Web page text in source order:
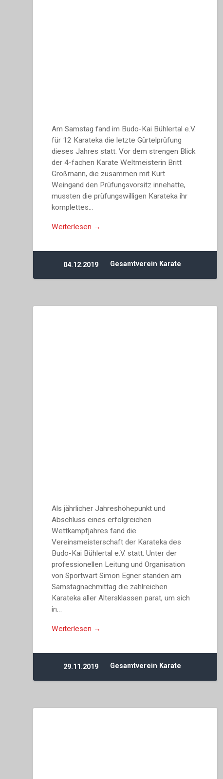
Am Samstag fand im Budo-Kai Bühlertal e.V.
für 12 Karateka die letzte Gürtelprüfung
dieses Jahres statt. Vor dem strengen Blick
der 4-fachen Karate Weltmeisterin Britt
Großmann, die zusammen mit Kurt
Weingand den Prüfungsvorsitz innehatte,
mussten die prüfungswilligen Karateka ihr
komplettes…
Weiterlesen →
04.12.2019 Gesamtverein Karate
Als jährlicher Jahreshöhepunkt und
Abschluss eines erfolgreichen
Wettkampfjahres fand die
Vereinsmeisterschaft der Karateka des
Budo-Kai Bühlertal e.V. statt. Unter der
professionellen Leitung und Organisation
von Sportwart Simon Egner standen am
Samstagnachmittag die zahlreichen
Karateka aller Altersklassen parat, um sich
in…
Weiterlesen →
29.11.2019 Gesamtverein Karate